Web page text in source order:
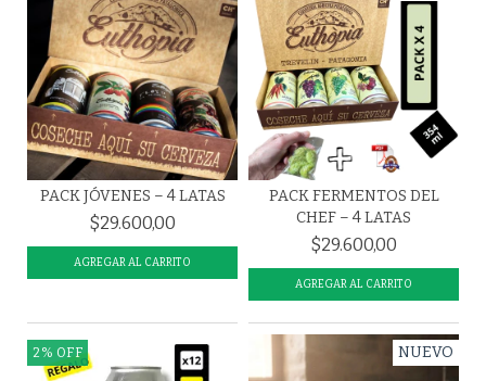
PACK JÓVENES – 4 LATAS
$29.600,00
PACK FERMENTOS DEL
CHEF – 4 LATAS
$29.600,00
2 % OFF NUEVO